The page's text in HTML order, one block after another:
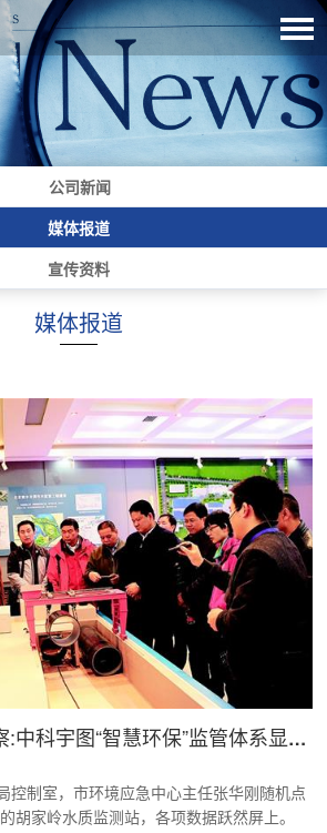
公司新闻
媒体报道
宣传资料
媒体报道
湖北日报|十堰观察:中科宇图“智慧环保”监管体系显神威
控制室，市环境应急中心主任张华刚随机点
胡家岭水质监测站，各项数据跃然屏上。